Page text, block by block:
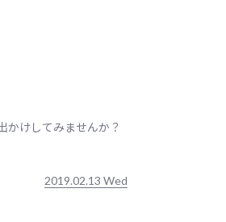
かけしてみませんか？
2019.02.13 Wed